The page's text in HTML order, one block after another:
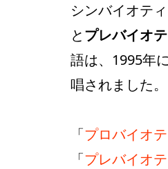
シンバイオテ
とプレバイオ
語は、1995年
唱されました。
「プロバイオ
「プレバイオ